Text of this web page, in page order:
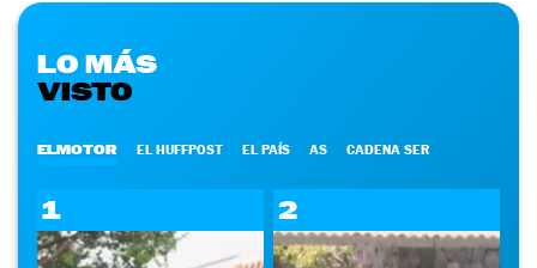
LO MÁS
VISTO
ELMOTOR EL HUFFPOST EL PAÍS AS CADENA SER
1 2